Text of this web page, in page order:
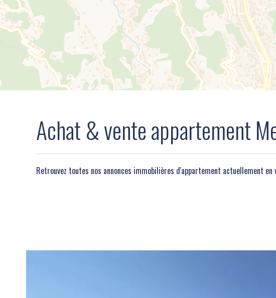
Achat & vente appartement
Retrouvez toutes nos annonces immobilières d'appartement actuellement en